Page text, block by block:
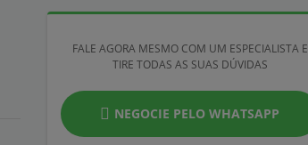
FALE AGORA MESMO COM UM ESPECIALISTA E
TIRE TODAS AS SUAS DÚVIDAS
NEGOCIE PELO WHATSAPP